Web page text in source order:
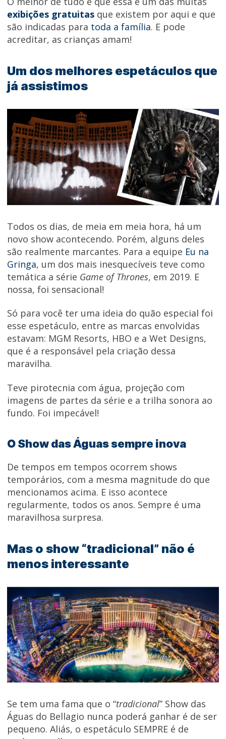
exibições gratuitas que existem por aqui e que
são indicadas para toda a família. E pode
acreditar, as crianças amam!
Um dos melhores espetáculos que
já assistimos
Todos os dias, de meia em meia hora, há um
novo show acontecendo. Porém, alguns deles
são realmente marcantes. Para a equipe Eu na
Gringa, um dos mais inesquecíveis teve como
temática a série Game of Thrones, em 2019. E
nossa, foi sensacional!
Só para você ter uma ideia do quão especial foi
esse espetáculo, entre as marcas envolvidas
estavam: MGM Resorts, HBO e a Wet Designs,
que é a responsável pela criação dessa
maravilha.
Teve pirotecnia com água, projeção com
imagens de partes da série e a trilha sonora ao
fundo. Foi impecável!
O Show das Águas sempre inova
De tempos em tempos ocorrem shows
temporários, com a mesma magnitude do que
mencionamos acima. E isso acontece
regularmente, todos os anos. Sempre é uma
maravilhosa surpresa.
Mas o show “tradicional” não é
menos interessante
Se tem uma fama que o “tradicional” Show das
Águas do Bellagio nunca poderá ganhar é de ser
pequeno. Aliás, o espetáculo SEMPRE é de